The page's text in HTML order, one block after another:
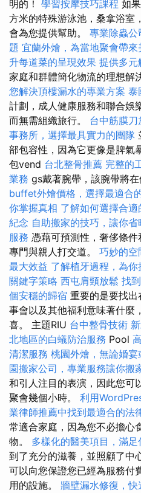
明的！ 學習按摩技巧課程 如
方米的特殊游泳池，桑拿浴室
會為您提供幫助。 專業除蟲公
題 宜蘭外燴，為當地聚會帶來
升每道菜的呈現效果 提供多元
家庭和群體簡化物流的理想解
您解決頂樓漏水的專業方案 泰
計劃，成人健康服務和聯合娛
而無需組織旅行。 台中筋膜刀
事務所，選擇最具實力的團隊
部包容性，因為它更像是脾
包vend 台北整骨推薦 完整的
業務 gs戴著腕帶，該腕帶將
buffet外燴價格，選擇最適合
你掌握真相 了解如何選擇合
紀念 自助搬家的技巧，讓你
服務 憑藉可預測性，奢侈條
專門與親人打交道。 巧妙的空
最大效益 了解植牙過程，為
關鍵字策略 西屯肩頸放鬆 找
個安穩的歸宿 重要的是要找
事會以及其他福利意味著什麼
喜。 主題RIU 台中整骨技術
北地區的白蟻防治服務 Pool
清潔服務 桃園外燴，無論婚
園搬家公司，專業服務讓你搬
和引人注目的表演，因此您可
聚會幾個小時。 利用
業律師推薦中找到最適合的法
常適合家庭，因為您不必擔心
物。 多樣化的醫美項目，滿
到了充分的滋養，並照顧了中
可以向您保證您已經為服務付
用的設施。 牆壁漏水修復，